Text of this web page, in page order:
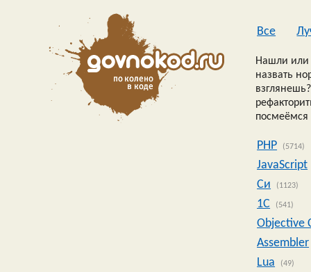
Все
Нашли или
назвать
посмеёмся
PHP (5714)
JavaScript
Си
(1123)
1C (541)
Objective
Assembler
Lua
(49)